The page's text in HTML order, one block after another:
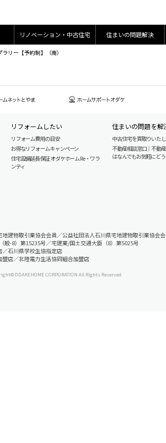
リノベーション・中古住宅 住まいの問題解決
リー【予約制】（南）
リフォームしたい
リフォーム費用の目安
お得なリフォームキャンペーン
住宅設備延長保証 オダケホーム Re・ワラ
ンティ
住まいの問題を解
中古住宅を買取りいた
不動産相談窓口｜不動
はなんでもお気軽にどう
地建物取引業協会会員／公益社団法人石川県宅地建物取引業協会
般-8）第15235号／宅建業/国土交通大臣（8）第5025号
／石川県学校生協指定店
盟店／北陸電力生活協同組合加盟店
ODAKEHOME CORPORATION All Rights Reserved.